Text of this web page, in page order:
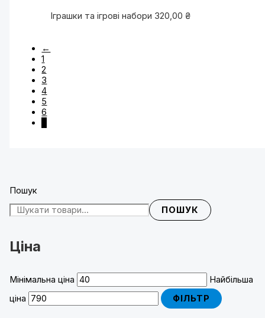
Пошук
ПОШУК
Ціна
Мінімальна ціна
Найбільша
ціна
ФІЛЬТР
Іграшки та ігрові набори 320,00₴
←
1
2
3
4
5
6